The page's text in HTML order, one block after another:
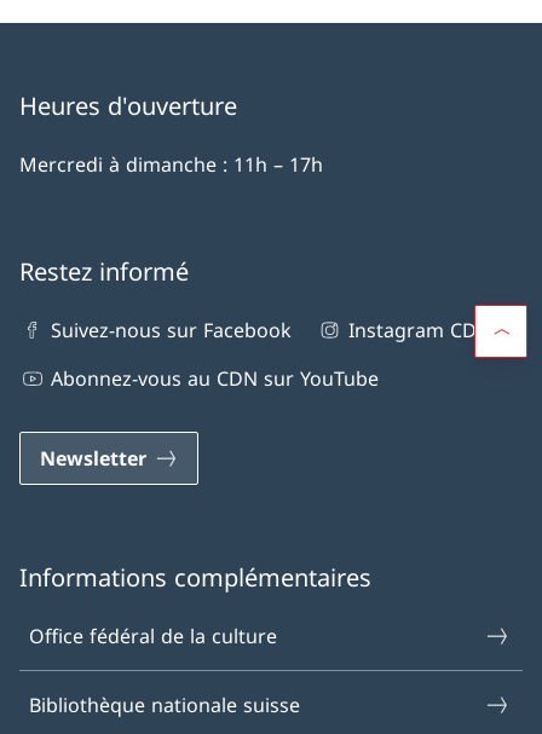
Heures d'ouverture
Mercredi à dimanche : 11h – 17h
Restez informé
Suivez-nous sur Facebook
Instagram CDN
Abonnez-vous au CDN sur YouTube
Newsletter
Informations complémentaires
Office fédéral de la culture
Bibliothèque nationale suisse